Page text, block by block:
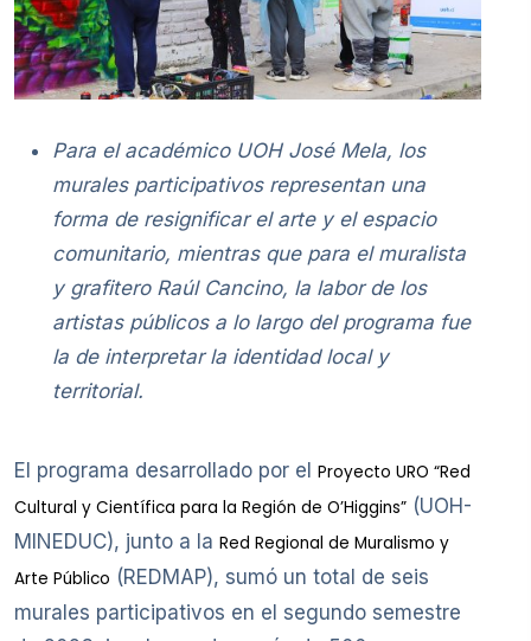
Para el académico UOH José Mela, los
murales participativos representan una
forma de resignificar el arte y el espacio
comunitario, mientras que para el muralista
y grafitero Raúl Cancino, la labor de los
artistas públicos a lo largo del programa fue
la de interpretar la identidad local y
territorial.
El programa desarrollado por el Proyecto URO “Red
Cultural y Científica para la Región de O’Higgins” (UOH-
MINEDUC), junto a la Red Regional de Muralismo y
Arte Público (REDMAP), sumó un total de seis
murales participativos en el segundo semestre